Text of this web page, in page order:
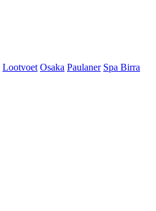
Lootvoet Osaka Paulaner Spa Birra